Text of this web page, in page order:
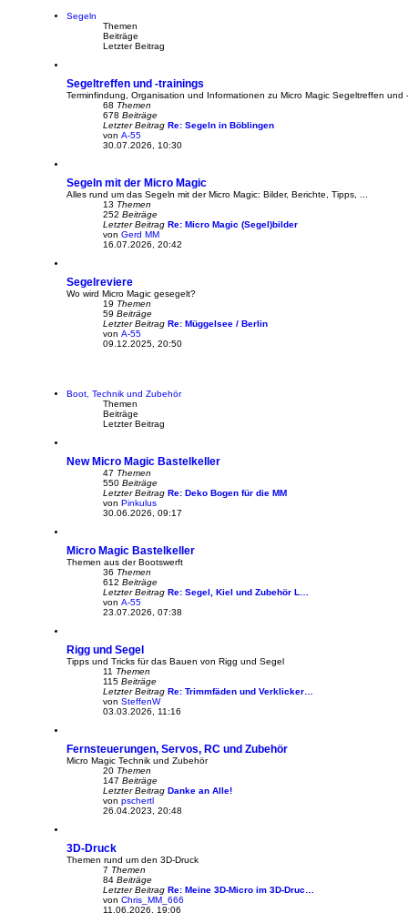
B
r
a
g
Segeln
Themen
Beiträge
Letzter Beitrag
Segeltreffen und -trainings
Terminfindung, Organisation und Informationen zu Micro Magic Segeltreffen und
68 Themen
678 Beiträge
Letzter Beitrag Re: Segeln in Böblingen
von A-55
N
s
t
e
r
B
e
i
30.07.2026, 10:30
Segeln mit der Micro Magic
Alles rund um das Segeln mit der Micro Magic: Bilder, Berichte, Tipps, ...
13 Themen
252 Beiträge
Letzter Beitrag Re: Micro Magic (Segel)bilder
von Gerd MM
N
t
B
e
i
16.07.2026, 20:42
Segelreviere
Wo wird Micro Magic gesegelt?
19 Themen
59 Beiträge
Letzter Beitrag Re: Müggelsee / Berlin
von A-55
N
B
r
a
g
09.12.2025, 20:50
Boot, Technik und Zubehör
Themen
Beiträge
Letzter Beitrag
New Micro Magic Bastelkeller
47 Themen
550 Beiträge
Letzter Beitrag Re: Deko Bogen für die MM
von Pinkulus
N
s
t
B
e
i
30.06.2026, 09:17
Micro Magic Bastelkeller
Themen aus der Bootswerft
36 Themen
612 Beiträge
Letzter Beitrag Re: Segel, Kiel und Zubehör L…
von A-55
N
t
e
r
B
e
i
g
23.07.2026, 07:38
Rigg und Segel
Tipps und Tricks für das Bauen von Rigg und Segel
11 Themen
115 Beiträge
Letzter Beitrag Re: Trimmfäden und Verklicker…
von SteffenW
N
s
t
B
e
i
03.03.2026, 11:16
Fernsteuerungen, Servos, RC und Zubehör
Micro Magic Technik und Zubehör
20 Themen
147 Beiträge
Letzter Beitrag Danke an Alle!
von pschertl
N
t
B
e
26.04.2023, 20:48
3D-Druck
Themen rund um den 3D-Druck
7 Themen
84 Beiträge
Letzter Beitrag Re: Meine 3D-Micro im 3D-Druc…
von Chris_MM_666
11.06.2026, 19:06